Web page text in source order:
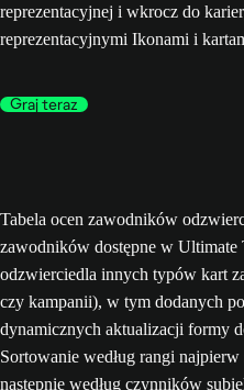
reprezentacyjnej i wkrocz do
reprezentacyjnymi Ikonami i
Graj teraz
Tabela ocen zawodników
zawodników dostępne w
odzwierciedla innych typów kart
czy kampanii), w tym dodanych
dynamicznych aktualizacji formy
Sortowanie według rangi
następnie według czynników